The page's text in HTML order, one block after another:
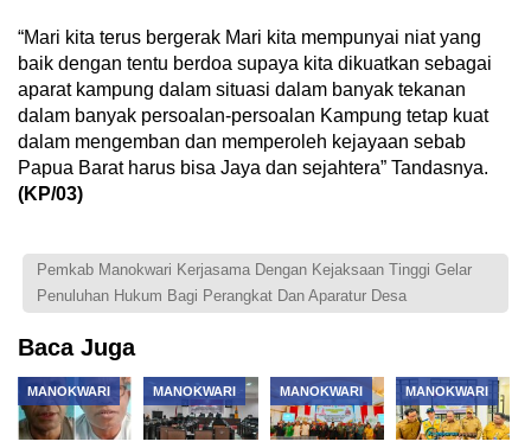
“Mari kita terus bergerak Mari kita mempunyai niat yang
baik dengan tentu berdoa supaya kita dikuatkan sebagai
aparat kampung dalam situasi dalam banyak tekanan
dalam banyak persoalan-persoalan Kampung tetap kuat
dalam mengemban dan memperoleh kejayaan sebab
Papua Barat harus bisa Jaya dan sejahtera” Tandasnya.
(KP/03)
Pemkab Manokwari Kerjasama Dengan Kejaksaan Tinggi Gelar
Penuluhan Hukum Bagi Perangkat Dan Aparatur Desa
Baca Juga
MANOKWARI MANOKWARI MANOKWARI MANOKWARI